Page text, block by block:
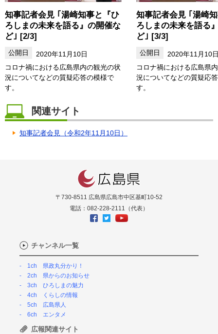
知事記者会見 ｢湯崎知事と『ひ
ろしまの未来を語る』の開催な
ど｣ [2/3]
2020年11月10日
コロナ禍における広島県内の観光の状
況についてなどの質疑応答の模様で
す。
知事記者会見 ｢湯崎
ろしまの未来を語る
ど｣ [3/3]
2020年11月10
コロナ禍における広島県
況についてなどの質疑応
す。
関連サイト
知事記者会見（令和2年11月10日）
〒730-8511 広島県広島市中区基町10-52
電話：082-228-2111（代表）
チャンネル一覧
1ch 県政丸分かり！
2ch 県からのお知らせ
3ch ひろしまの魅力
4ch くらしの情報
5ch 広島県人
6ch エンタメ
広報関連サイト